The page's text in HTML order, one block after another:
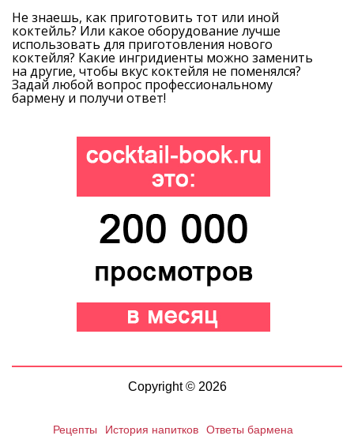
Не знаешь, как приготовить тот или иной
коктейль? Или какое оборудование лучше
использовать для приготовления нового
коктейля? Какие ингридиенты можно заменить
на другие, чтобы вкус коктейля не поменялся?
Задай любой вопрос профессиональному
бармену и получи ответ!
Copyright © 2026
Рецепты История напитков Ответы бармена